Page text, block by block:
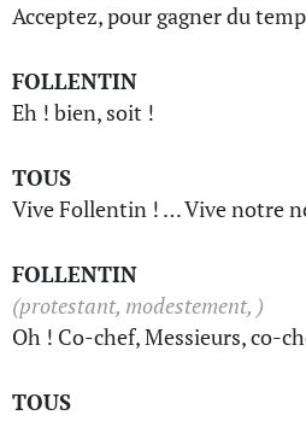
Acceptez, pour gagner du
FOLLENTIN
Eh ! bien, soit !
TOUS
Vive Follentin ! … Vive notre
FOLLENTIN
(protestant, modestement, )
Oh ! Co-chef, Messieurs, co-
TOUS